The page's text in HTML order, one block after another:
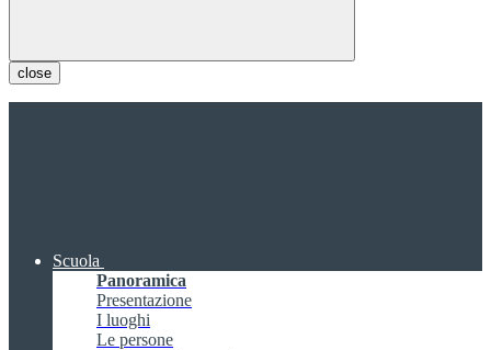
close
Scuola
Panoramica
Presentazione
I luoghi
Le persone